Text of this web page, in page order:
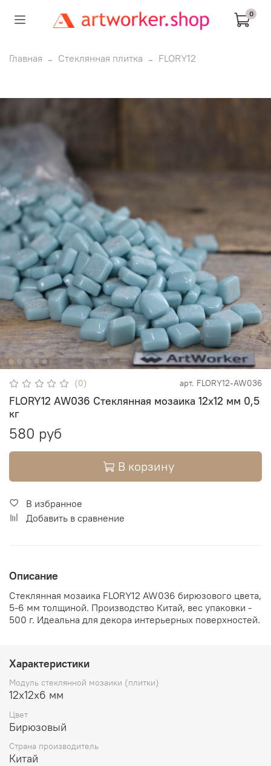
0
Главная Стеклянная плитка FLORY12
(0) арт. FLORY12-AW036
FLORY12 AW036 Стеклянная мозаика 12х12 мм 0,5
кг
580 руб
В корзину
В избранное
Добавить в сравнение
Описание
Стеклянная мозаика FLORY12 AW036 бирюзового цвета,
5-6 мм толщиной. Производство Китай, вес упаковки -
500 г. Идеальна для декора интерьерных поверхностей.
Характеристики
Модуль стеклянной мозаики (плитки)
12х12х6 мм
Цвет
Бирюзовый
Cтрана производитель
Китай